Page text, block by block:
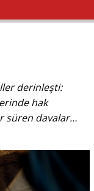
derinleşti:
hak
süren davalar…